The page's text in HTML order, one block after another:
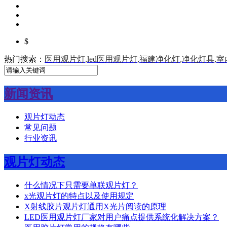
$
热门搜索： 医用观片灯,led医用观片灯,福建净化灯,净化灯具,室
新闻资讯
观片灯动态
常见问题
行业资讯
观片灯动态
什么情况下只需要单联观片灯？
x光观片灯的特点以及使用规定
X射线胶片观片灯通用X光片阅读的原理
LED医用观片灯厂家对用户痛点提供系统化解决方案？